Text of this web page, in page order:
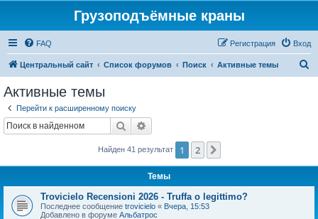
Грузоподъёмные краны
FAQ Вход
Регистрация
Центральный сайт Список форумов Поиск Активные темы
Активные темы
Перейти к расширенному поиску
Поиск
Найден 41 результат 1 2
Темы
Trovicielo Recensioni 2026 - Truffa o legittimo?
Последнее сообщение trovicielo « Вчера, 15:53
Добавлено в форуме Альбатрос